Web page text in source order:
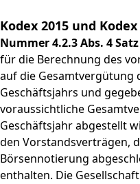
Kodex 2015 und Kodex
Nummer 4.2.3 Abs. 4 Satz
für die Berechnung des
auf die Gesamtvergütung
Geschäftsjahrs und
voraussichtliche
Geschäftsjahr abgestellt
den Vorstandsverträgen,
Börsennotierung
enthalten. Die